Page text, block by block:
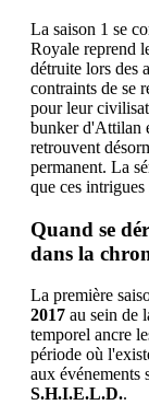
La saison 1 se
Royale reprend
détruite lors des
contraints de se
pour leur
bunker d'Attilan
retrouvent
permanent. La
que ces
Quand se
dans la
La première
2017 au sein de
temporel ancre
période où
aux événements
S.H.I.E.L.D..